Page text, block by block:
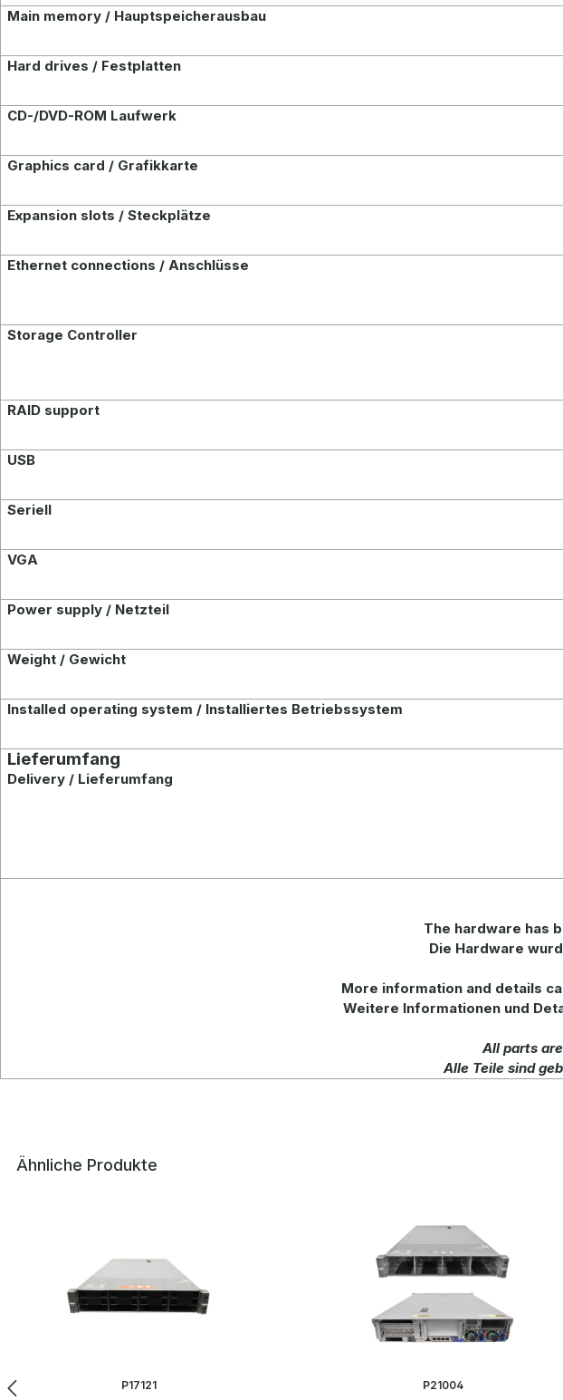
Main memory / Hauptspeicherausbau
Hard drives / Festplatten
CD-/DVD-ROM Laufwerk
Graphics card / Grafikkarte
Expansion slots / Steckplätze
Ethernet connections / Anschlüsse
Storage Controller
RAID support
USB
Seriell
VGA
Power supply / Netzteil
Weight / Gewicht
Installed operating system / Installiertes Betriebssystem
Lieferumfang
Delivery / Lieferumfang
The hardware has
Die Hardware
More information and details
Weitere Informationen und
All parts
Alle Teile sind
Ähnliche Produkte
P17121 P21004